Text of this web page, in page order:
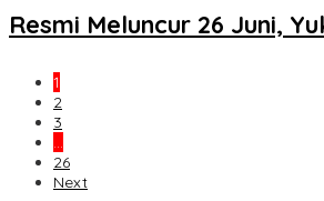
Resmi Meluncur 26 Juni,
1
2
3
…
26
Next